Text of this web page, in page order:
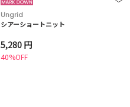
Ungrid
シアーショートニット
5,280 円
40%OFF